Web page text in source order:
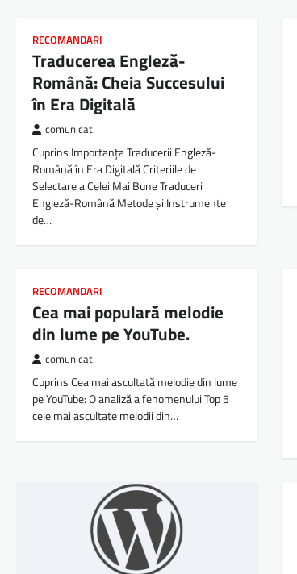
RECOMANDARI
Traducerea Engleză-
Română: Cheia Succesului
în Era Digitală
comunicat
Cuprins Importanța Traducerii Engleză-
Română în Era Digitală Criteriile de
Selectare a Celei Mai Bune Traduceri
Engleză-Română Metode și Instrumente
de…
RECOMANDARI
Cea mai populară melodie
din lume pe YouTube.
comunicat
Cuprins Cea mai ascultată melodie din lume
pe YouTube: O analiză a fenomenului Top 5
cele mai ascultate melodii din…